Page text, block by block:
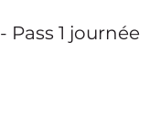
Pass 1 journée